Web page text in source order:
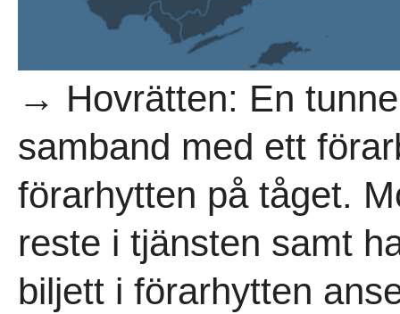
→ Hovrätten: En
samband med ett
förarhytten på tåget.
reste i tjänsten samt
biljett i förarhytten